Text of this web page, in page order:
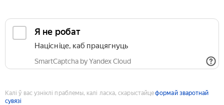
Я не робат
Націсніце, каб працягнуць
SmartCaptcha by Yandex Cloud
Калі ў вас узніклі праблемы, калі ласка, скарыстайцеформай зваротнай
сувязі